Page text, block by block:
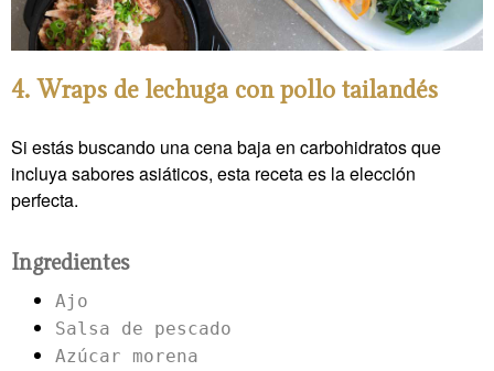
4. Wraps de lechuga con pollo tailandés
Si estás buscando una cena baja en carbohidratos que
incluya sabores asiáticos, esta receta es la elección
perfecta.
Ingredientes
Ajo
Salsa de pescado
Azúcar morena